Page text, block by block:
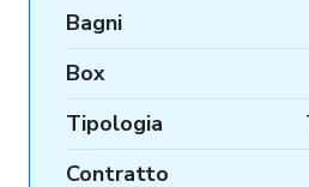
Bagni
Box
Tipologia
Contratto